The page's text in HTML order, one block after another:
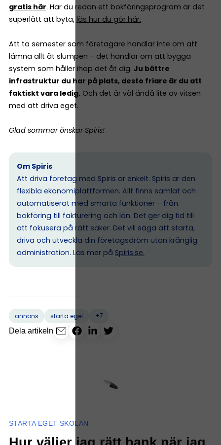
gratis här. Har du redan ett bokföringsprogram är det
superlätt att byta, läs hur du gör här.
Att ta semester som företagare handlar inte om att
lämna allt åt slumpen – det handlar om att bygga
system som håller ihop det åt dig. Ju bättre
infrastruktur du har på plats, desto friare är du att
faktiskt vara ledig. Och det är väl ändå lite av vitsen
med att driva eget.
Glad sommar önskar Spiris!
Om Spiris
Att driva företag med Spiris är enkelt. Spiris är den
flexibla ekonomiplattformen. Allt finns samlat och
automatiserat med smarta funktioner – från
bokföring till fakturering och lön. Det ger dig tid till
att fokusera på rätt saker. Det vill säga att starta,
driva och utveckla din företagsdröm utan krånglig
administration. Läs mer på Spiris.se.
annons starta eget
+7
Dela artikeln
STARTA EGET-SKOLAN